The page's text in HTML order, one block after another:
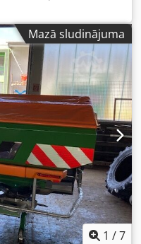
Svara diapazons: līdz
Komponentu
konveijera padevi
mm) - Šneka
šnekas diametrs
augstums 1500 mm -
x 1300 mm Grīdas
svēršanas un
modernizēta sistēma,
un paredzēta
pārtikas
ir 12 kanālu
precīzu porciju
pilnīgai
iekraušanu, izmantojot
transportieru, līdz
Mazā sludinājuma
1 /7